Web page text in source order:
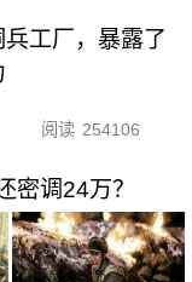
工厂，暴露了
阅读 254106
密调24万？